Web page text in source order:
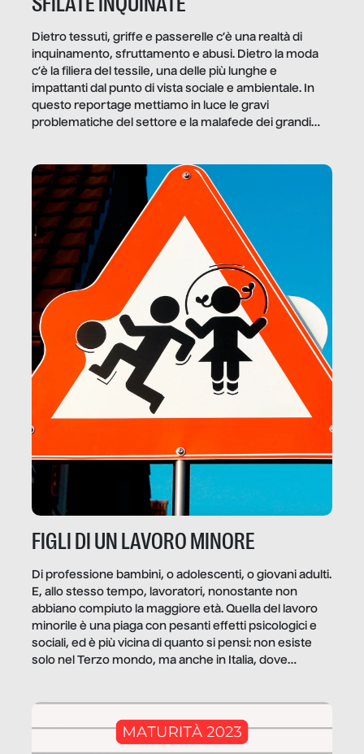
Dietro tessuti, griffe e passerelle c’è una realtà di
inquinamento, sfruttamento e abusi. Dietro la moda
c’è la filiera del tessile, una delle più lunghe e
impattanti dal punto di vista sociale e ambientale. In
questo reportage mettiamo in luce le gravi
problematiche del settore e la malafede dei grandi
FIGLI DI UN LAVORO MINORE
Di professione bambini, o adolescenti, o giovani adulti.
E, allo stesso tempo, lavoratori, nonostante non
abbiano compiuto la maggiore età. Quella del lavoro
minorile è una piaga con pesanti effetti psicologici e
sociali, ed è più vicina di quanto si pensi: non esiste
solo nel Terzo mondo, ma anche in Italia, dove